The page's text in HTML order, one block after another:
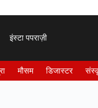
इंस्टा पपराज़ी
मौसम डिजास्टर